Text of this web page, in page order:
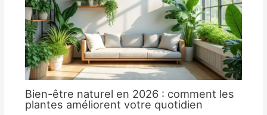
Bien-être naturel en 2026 : comment les
plantes améliorent votre quotidien